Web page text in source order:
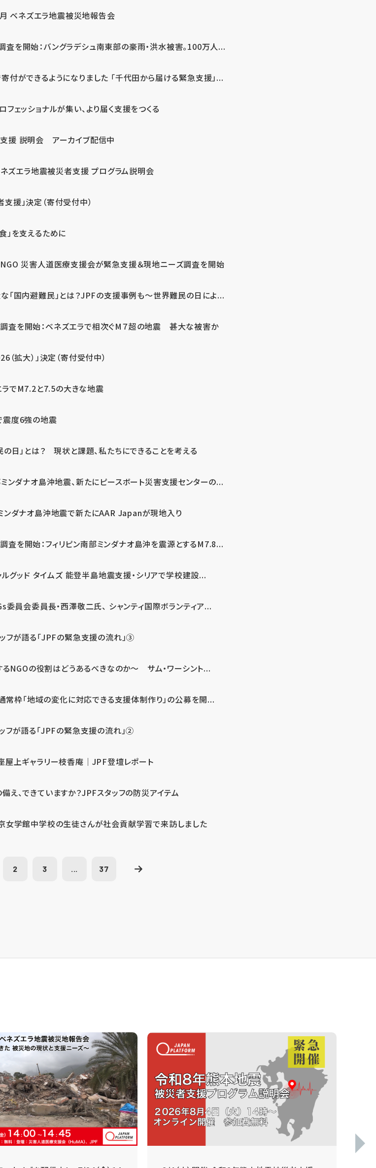
ベネズエラ地震被災地報告会
を開始：バングラデシュ南東部の豪雨・洪水被害。100万人...
付ができるようになりました 「千代田から届ける緊急支援」...
フェッショナルが集い、より届く支援をつくる
援 説明会 アーカイブ配信中
ネズエラ地震被災者支援 プログラム説明会
援」決定（寄付受付中）
」を支えるために
災害人道医療支援会が緊急支援＆現地ニーズ調査を開始
な「国内避難民」とは？JPFの支援事例も～世界難民の日によ...
査を開始：ベネズエラで相次ぐM７超の地震 甚大な被害か
拡大）」決定（寄付受付中）
ラでM7.2と7.5の大きな地震
震度6強の地震
の日」とは？ 現状と課題、私たちにできることを考える
ミンダナオ島沖地震、新たにピースボート災害支援センターの...
ミンダナオ島沖地震で新たにAAR Japanが現地入り
査を開始：フィリピン南部ミンダナオ島沖を震源とするM7.8...
グッド タイムズ 能登半島地震支援・シリアで学校建設...
員会委員長・西澤敬二氏、 シャンティ国際ボランティア...
ッフが語る「JPFの緊急支援の流れ」③
るNGOの役割はどうあるべきなのか～ サム・ワーシント...
常枠「地域の変化に対応できる支援体制作り」の公募を開...
フが語る「JPFの緊急支援の流れ」②
座屋上ギャラリー枝香庵｜JPF登壇レポート
え、できていますか？JPFスタッフの防災アイテム
京女学館中学校の生徒さんが社会貢献学習で来訪しました
2 3 ... 37